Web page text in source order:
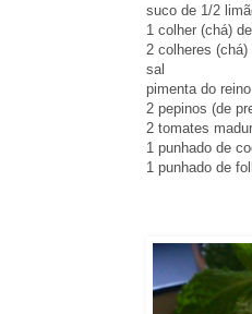
suco de 1/2
1 colher (chá)
2 colheres
sal
pimenta do
2 pepinos (de
2 tomates
1 punhado de
1 punhado de